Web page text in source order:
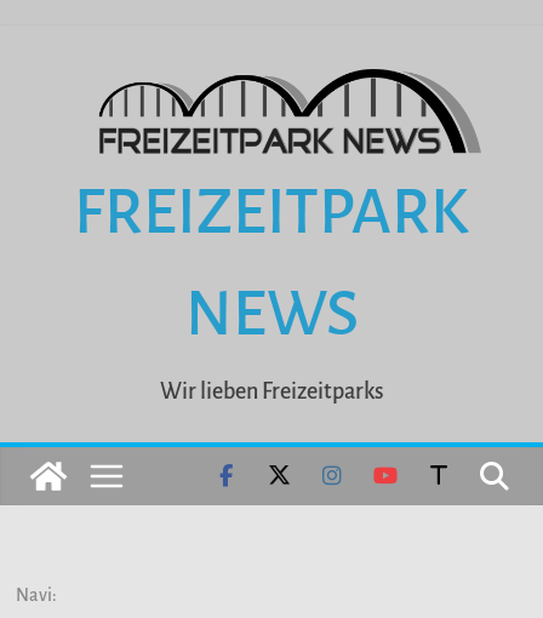
FREIZEITPARK
NEWS
Wir lieben Freizeitparks
Navi: